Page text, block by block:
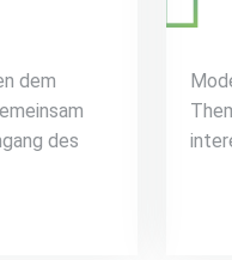
dem
des